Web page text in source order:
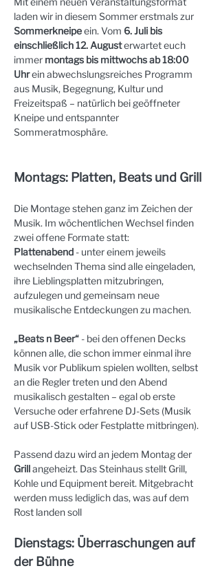
laden wir in diesem Sommer erstmals zur
Sommerkneipe ein. Vom 6. Juli bis
einschließlich 12. August erwartet euch
immer montags bis mittwochs ab 18:00
Uhr ein abwechslungsreiches Programm
aus Musik, Begegnung, Kultur und
Freizeitspaß – natürlich bei geöffneter
Kneipe und entspannter
Sommeratmosphäre.
Montags: Platten, Beats und Grill
Die Montage stehen ganz im Zeichen der
Musik. Im wöchentlichen Wechsel finden
zwei offene Formate statt:
Plattenabend - unter einem jeweils
wechselnden Thema sind alle eingeladen,
ihre Lieblingsplatten mitzubringen,
aufzulegen und gemeinsam neue
musikalische Entdeckungen zu machen.
„Beats n Beer“ - bei den offenen Decks
können alle, die schon immer einmal ihre
Musik vor Publikum spielen wollten, selbst
an die Regler treten und den Abend
musikalisch gestalten – egal ob erste
Versuche oder erfahrene DJ-Sets (Musik
auf USB-Stick oder Festplatte mitbringen).
Passend dazu wird an jedem Montag der
Grill angeheizt. Das Steinhaus stellt Grill,
Kohle und Equipment bereit. Mitgebracht
werden muss lediglich das, was auf dem
Rost landen soll
Dienstags: Überraschungen auf
der Bühne